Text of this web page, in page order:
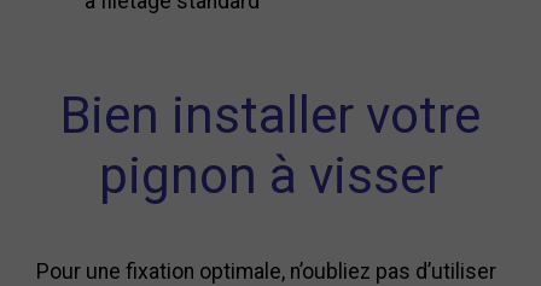
Bien installer votre
pignon à visser
Pour une fixation optimale, n’oubliez pas d’utiliser